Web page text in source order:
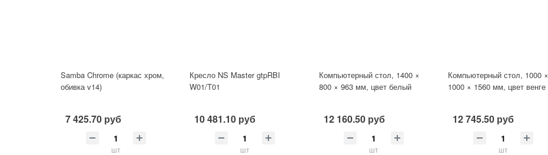
Samba Chrome (каркас хром,
обивка v14)
7 425.70 руб
шт
Кресло NS Master gtpRBI
W01/T01
10 481.10 руб
шт
Компьютерный стол, 1400 ×
800 × 963 мм, цвет белый
12 160.50 руб
шт
Компьютерный стол, 1000 ×
1000 × 1560 мм, цвет венге
12 745.50 руб
шт